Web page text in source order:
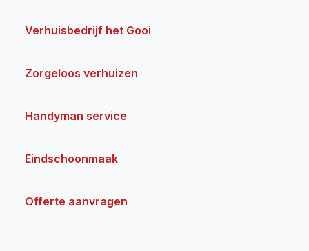
Verhuisbedrijf het Gooi
Zorgeloos verhuizen
Handyman service
Eindschoonmaak
Offerte aanvragen